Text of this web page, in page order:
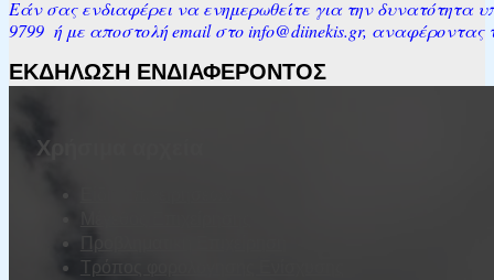
Εάν σας ενδιαφέρει να ενημερωθείτε για την δυνατότητα
9799 ή με αποστολή email στο info@diinekis.gr,
ΕΚΔΗΛΩΣΗ ΕΝΔΙΑΦΕΡΟΝΤΟΣ
Χρήσιμα αρχεία
Τρόπος φορολόγησης Ενίσχυσης